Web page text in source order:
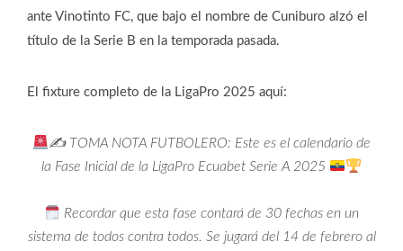
ante Vinotinto FC, que bajo el nombre de Cuniburo alzó el
título de la Serie B en la temporada pasada.
El fixture completo de la LigaPro 2025 aquí:
✍TOMA NOTA FUTBOLERO: Este es el calendario de
la Fase Inicial de la LigaPro Ecuabet Serie A 2025
Recordar que esta fase contará de 30 fechas en un
sistema de todos contra todos. Se jugará del 14 de febrero al